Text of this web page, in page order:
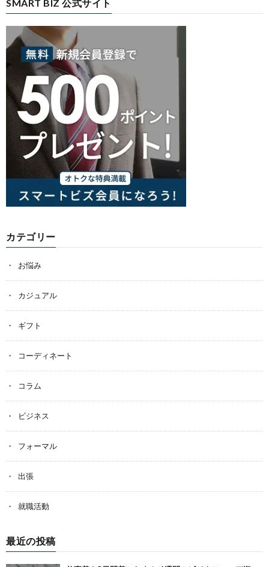
SMART BIZ 公式サイト
カテゴリー
お悩み
カジュアル
ギフト
コーディネート
コラム
ビジネス
フォーマル
出張
就職活動
最近の投稿